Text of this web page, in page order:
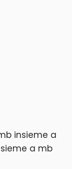
insieme a
a mb